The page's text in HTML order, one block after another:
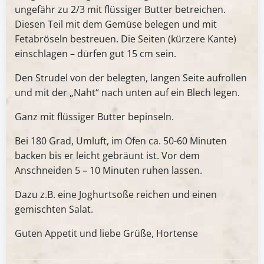
ungefähr zu 2/3 mit flüssiger Butter betreichen.
Diesen Teil mit dem Gemüse belegen und mit
Fetabröseln bestreuen. Die Seiten (kürzere Kante)
einschlagen – dürfen gut 15 cm sein.
Den Strudel von der belegten, langen Seite aufrollen
und mit der „Naht“ nach unten auf ein Blech legen.
Ganz mit flüssiger Butter bepinseln.
Bei 180 Grad, Umluft, im Ofen ca. 50-60 Minuten
backen bis er leicht gebräunt ist. Vor dem
Anschneiden 5 – 10 Minuten ruhen lassen.
Dazu z.B. eine Joghurtsoße reichen und einen
gemischten Salat.
Guten Appetit und liebe Grüße, Hortense